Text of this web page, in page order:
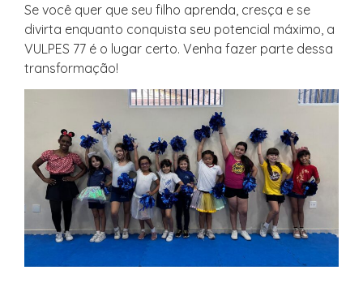
Se você quer que seu filho aprenda, cresça e se
divirta enquanto conquista seu potencial máximo, a
VULPES 77 é o lugar certo. Venha fazer parte dessa
transformação!